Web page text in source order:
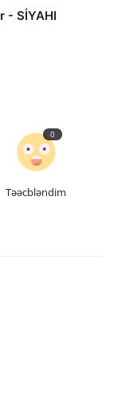
- SİYAHI
0
Təəcbləndim